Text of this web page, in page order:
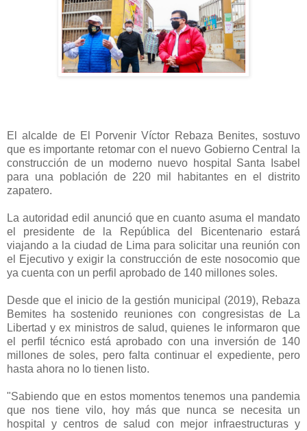
El alcalde de El Porvenir Víctor Rebaza Benites, sostuvo
que es importante retomar con el nuevo Gobierno Central la
construcción de un moderno nuevo hospital Santa Isabel
para una población de 220 mil habitantes en el distrito
zapatero.
La autoridad edil anunció que en cuanto asuma el mandato
el presidente de la República del Bicentenario estará
viajando a la ciudad de Lima para solicitar una reunión con
el Ejecutivo y exigir la construcción de este nosocomio que
ya cuenta con un perfil aprobado de 140 millones soles.
Desde que el inicio de la gestión municipal (2019), Rebaza
Bemites ha sostenido reuniones con congresistas de La
Libertad y ex ministros de salud, quienes le informaron que
el perfil técnico está aprobado con una inversión de 140
millones de soles, pero falta continuar el expediente, pero
hasta ahora no lo tienen listo.
"Sabiendo que en estos momentos tenemos una pandemia
que nos tiene vilo, hoy más que nunca se necesita un
hospital y centros de salud con mejor infraestructuras y